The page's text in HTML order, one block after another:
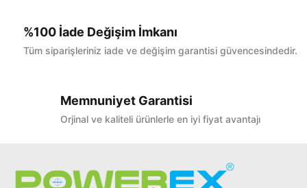
%100 İade Değişim İmkanı
Tüm siparişleriniz iade ve değişim garantisi güvencesindedir.
Memnuniyet Garantisi
Orjinal ve kaliteli ürünlerle en iyi fiyat avantajı